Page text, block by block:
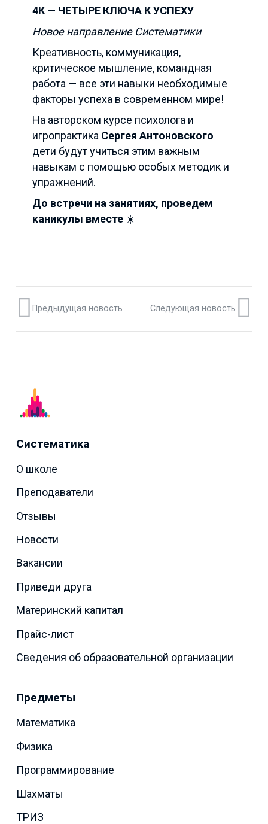
4К — ЧЕТЫРЕ КЛЮЧА К УСПЕХУ
Новое направление Систематики
Креативность, коммуникация,
критическое мышление, командная
работа — все эти навыки необходимые
факторы успеха в современном мире!
На авторском курсе психолога и
игропрактика Сергея Антоновского
дети будут учиться этим важным
навыкам с помощью особых методик и
упражнений.
До встречи на занятиях, проведем
каникулы вместе ☀️
Предыдущая новость Следующая новость
Систематика
О школе
Преподаватели
Отзывы
Новости
Вакансии
Приведи друга
Материнский капитал
Прайс-лист
Сведения об образовательной организации
Предметы
Математика
Физика
Программирование
Шахматы
ТРИЗ